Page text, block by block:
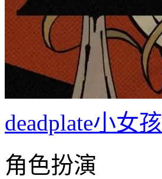
deadplate小女孩
角色扮演